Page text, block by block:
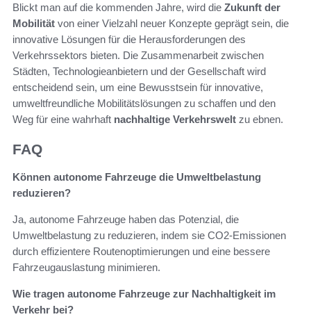
Blickt man auf die kommenden Jahre, wird die Zukunft der
Mobilität von einer Vielzahl neuer Konzepte geprägt sein, die
innovative Lösungen für die Herausforderungen des
Verkehrssektors bieten. Die Zusammenarbeit zwischen
Städten, Technologieanbietern und der Gesellschaft wird
entscheidend sein, um eine Bewusstsein für innovative,
umweltfreundliche Mobilitätslösungen zu schaffen und den
Weg für eine wahrhaft nachhaltige Verkehrswelt zu ebnen.
FAQ
Können autonome Fahrzeuge die Umweltbelastung
reduzieren?
Ja, autonome Fahrzeuge haben das Potenzial, die
Umweltbelastung zu reduzieren, indem sie CO2-Emissionen
durch effizientere Routenoptimierungen und eine bessere
Fahrzeugauslastung minimieren.
Wie tragen autonome Fahrzeuge zur Nachhaltigkeit im
Verkehr bei?